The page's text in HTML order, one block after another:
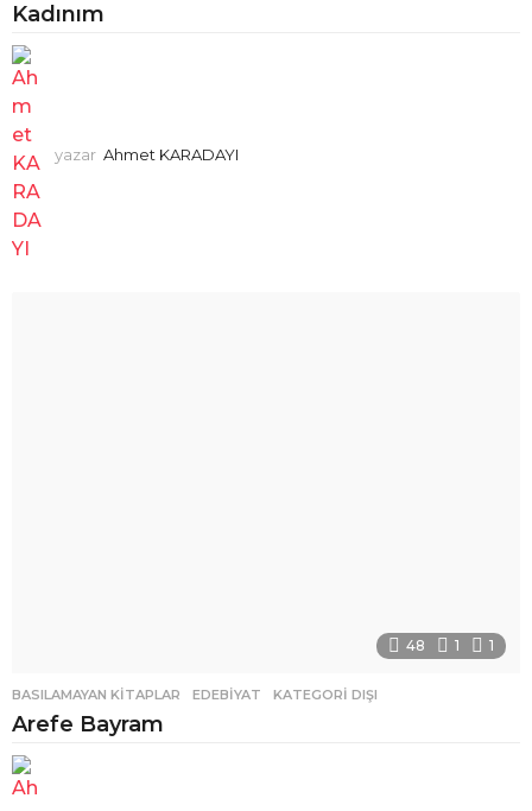
Kadınım
yazar Ahmet KARADAYI
48 1 1
BASILAMAYAN KITAPLAR ,EDEBIYAT ,KATEGORI DIŞI
Arefe Bayram